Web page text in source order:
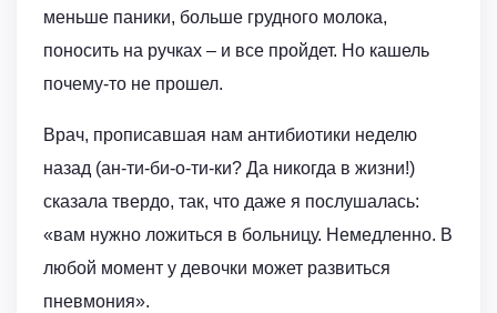
меньше паники, больше грудного молока,
поносить на ручках – и все пройдет. Но кашель
почему-то не прошел.
Врач, прописавшая нам антибиотики неделю
назад (ан-ти-би-о-ти-ки? Да никогда в жизни!)
сказала твердо, так, что даже я послушалась:
«вам нужно ложиться в больницу. Немедленно. В
любой момент у девочки может развиться
пневмония».